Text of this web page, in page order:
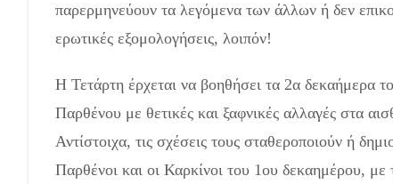
παρερμηνεύουν τα λεγόμενα των άλλων ή δεν
ερωτικές εξομολογήσεις, λοιπόν!
Η Τετάρτη έρχεται να βοηθήσει τα 2α δεκαήμερα
Παρθένου με θετικές και ξαφνικές αλλαγές στα
Αντίστοιχα, τις σχέσεις τους σταθεροποιούν ή
Παρθένοι και οι Καρκίνοι του 1ου δεκαημέρου,